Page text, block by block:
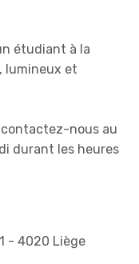
étudiant à la
lumineux et
nous au
durant les heures
- 4020 Liège